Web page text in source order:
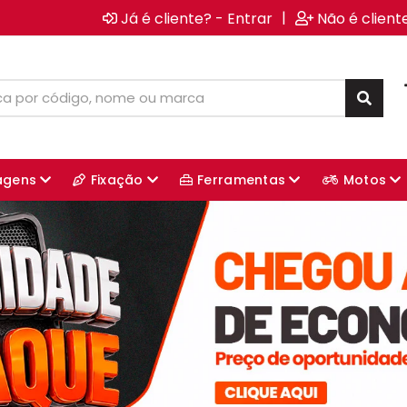
Já é cliente? - Entrar | Não é
Fixação Ferramentas Motos